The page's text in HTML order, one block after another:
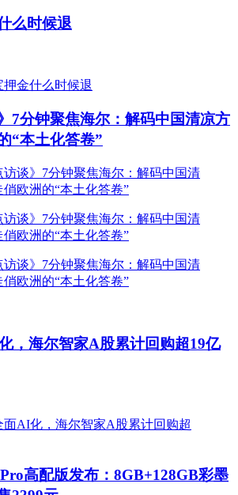
么时候退
7分钟聚焦海尔：解码中国清凉方
“本土化答卷”
，海尔智家A股累计回购超19亿
高配版发布：8GB+128GB彩墨